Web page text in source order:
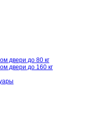
двери до 80 кг
двери до 160 кг